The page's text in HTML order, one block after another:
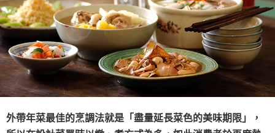
外帶年菜最佳的烹調法就是「盡量延長菜色的美味期限」，